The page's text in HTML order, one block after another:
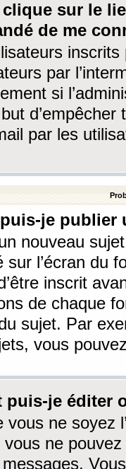
sur le
de me
par
si
par les
je
nouveau
sur l’écran du
inscrit
de chaque
sujet. Par
vous
puis-je éditer
vous ne soyez
vous ne